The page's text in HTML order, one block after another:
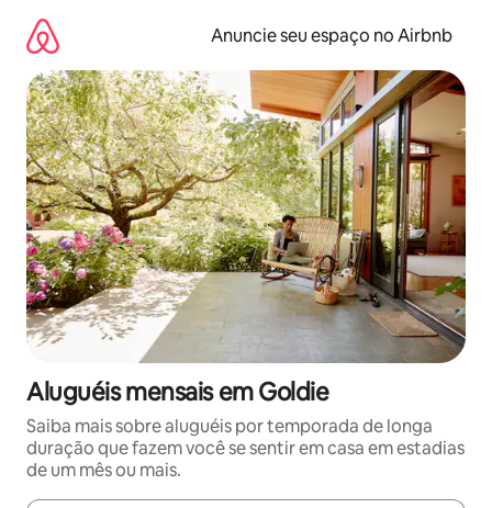
para
conteúdo
Anuncie seu espaço no Airbnb
Aluguéis mensais em Goldie
Saiba mais sobre aluguéis por temporada de longa
duração que fazem você se sentir em casa em estadias
de um mês ou mais.